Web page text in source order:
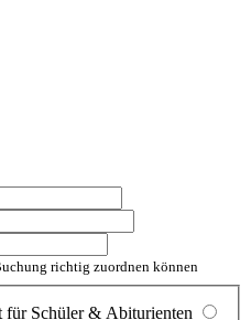
richtig zuordnen können
für Schüler & Abiturienten